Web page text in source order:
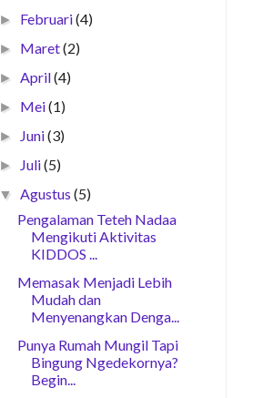
► Februari(4)
► Maret(2)
►April(4)
► Mei(1)
► Juni(3)
► Juli(5)
▼Agustus(5)
Pengalaman Teteh Nadaa
Mengikuti Aktivitas
KIDDOS ...
Memasak Menjadi Lebih
Mudah dan
Menyenangkan Denga...
Punya Rumah Mungil Tapi
Bingung Ngedekornya?
Begin...